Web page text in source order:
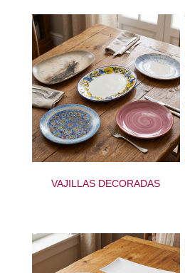
VAJILLAS DECORADAS